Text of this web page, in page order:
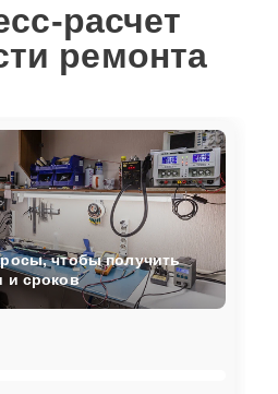
расчет
ремонта
чтобы получить
и сроков